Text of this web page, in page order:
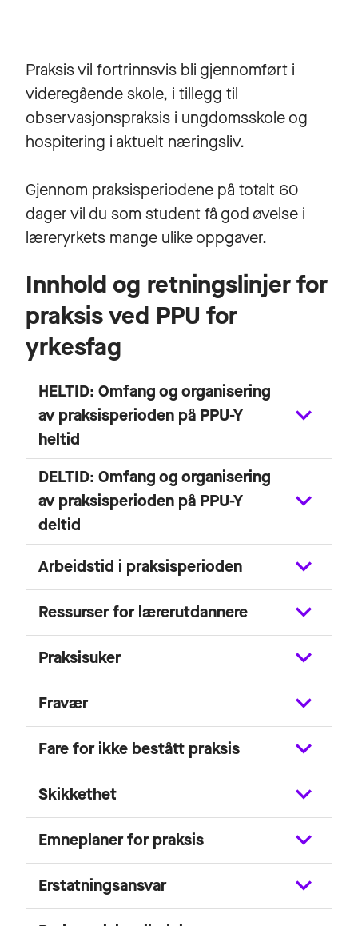
Praksis vil fortrinnsvis bli gjennomført i
videregående skole, i tillegg til
observasjonspraksis i ungdomsskole og
hospitering i aktuelt næringsliv.
Gjennom praksisperiodene på totalt 60
dager vil du som student få god øvelse i
læreryrkets mange ulike oppgaver.
Innhold og retningslinjer for
praksis ved PPU for
yrkesfag
HELTID: Omfang og organisering
av praksisperioden på PPU-Y
heltid
DELTID: Omfang og organisering
av praksisperioden på PPU-Y
deltid
Arbeidstid i praksisperioden
Ressurser for lærerutdannere
Praksisuker
Fravær
Fare for ikke bestått praksis
Skikkethet
Emneplaner for praksis
Erstatningsansvar